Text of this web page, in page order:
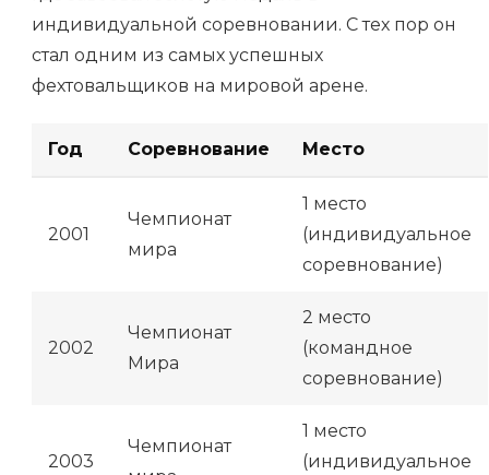
индивидуальной соревновании. С тех пор он
стал одним из самых успешных
фехтовальщиков на мировой арене.
Год Соревнование Место
2001
Чемпионат
мира
1 место
(индивидуальное
соревнование)
2002
Чемпионат
Мира
2 место
(командное
соревнование)
2003
Чемпионат
1 место
(индивидуальное